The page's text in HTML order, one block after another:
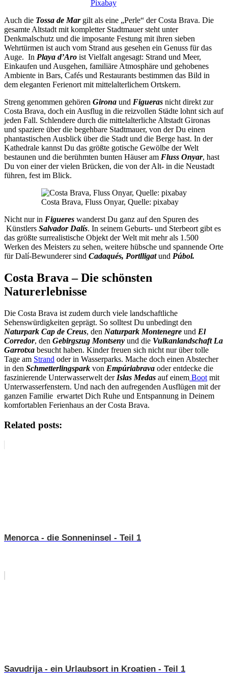
Pixabay
Auch die Tossa de Margilt als eine „Perle“ der Costa Brava. Die
gesamte Altstadt mit kompletter Stadtmauer steht unter
Denkmalschutz und die imposante Festung mit ihren sieben
Wehrtürmen ist auch vom Strand aus gesehen ein Genuss für das
Auge. In Playa d’Aro ist Vielfalt angesagt: Strand und Meer,
Einkaufen und Ausgehen, familiäre Atmosphäre und gehobenes
Ambiente in Bars, Cafés und Restaurants bestimmen das Bild in
dem eleganten Ferienort mit mittelalterlichem Ortskern.
Streng genommen gehören Girona und Figueras nicht direkt zur
Costa Brava, doch ein Ausflug in die reizvollen Städte lohnt sich auf
jeden Fall. Schlendere durch die mittelalterliche Altstadt Gironas
und spaziere über die begehbare Stadtmauer, von der Du einen
phantastischen Ausblick über die Stadt und die Berge hast. In der
Kathedrale kannst Du das größte gotische Gewölbe der Welt
bestaunen und die berühmten bunten Häuser am Fluss Onyar, hast
Du von einer der vielen Brücken, die von der Alt- in die Neustadt
führen, fest im Blick.
Costa Brava, Fluss Onyar, Quelle: pixabay
Nicht nur in Figueres wanderst Du ganz auf den Spuren des
Künstlers Salvador Dalís. In seinem Geburts- und Sterbeort gibt es
das größte surrealistische Objekt der Welt mit mehr als 1.500
Werken des Meisters zu sehen, weitere hübsche und spannende Orte
für Dalí-Bewunderer sind Cadaqués, Portlligatund Púbol.
Costa Brava – Die schönsten
Naturerlebnisse
Die Costa Brava ist zudem durch viele landschaftliche
Sehenswürdigkeiten geprägt. So solltest Du unbedingt den
Naturpark Cap de Creus, den Naturpark Montenegre und El
Corredor, den Gebirgszug Montseny und die Vulkanlandschaft La
Garrotxa besucht haben. Kinder freuen sich nicht nur über tolle
Tage am Strand oder in Wasserparks. Mache doch einen Abstecher
in den Schmetterlingspark von Empúriabrava oder entdecke die
faszinierende Unterwasserwelt der Islas Medas auf einem Boot mit
Unterwasserfenstern. Und nach den aufregenden Ausflügen mit der
ganzen Familie erwartet Dich Ruhe und Entspannung in Deinem
komfortablen Ferienhaus an der Costa Brava.
Related posts:
Menorca - die Sonneninsel - Teil 1
Savudrija - ein Urlaubsort in Kroatien - Teil 1